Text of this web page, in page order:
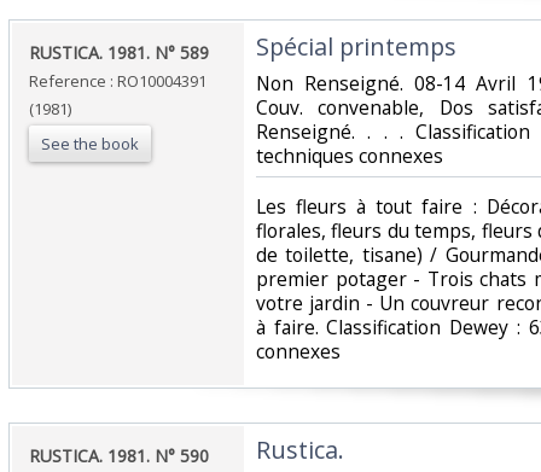
‎RUSTICA. 1981. N° 589‎
Reference : RO10004391
(1981)
See the book
‎Spécial printemps‎
‎Non Renseigné. 08-14 Avril
Couv. convenable, Dos
Renseigné. . . .
techniques connexes‎
‎Les fleurs à tout faire :
florales, fleurs du temps, fleurs
de toilette, tisane) /
premier potager - Trois chats
votre jardin - Un couvreur
à faire. Classification Dewey :
connexes‎
‎RUSTICA. 1981. N° 590‎ ‎Rustica.‎